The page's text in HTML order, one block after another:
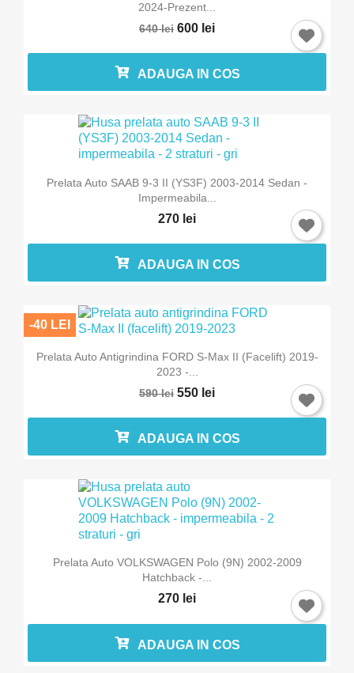
2024-Prezent...
640 lei 600 lei
ADAUGA IN COS
Prelata Auto SAAB 9-3 II (YS3F) 2003-2014 Sedan -
Impermeabila...
270 lei
ADAUGA IN COS
Prelata Auto Antigrindina FORD S-Max II (facelift) 2019-
2023 -...
590 lei 550 lei
-40 LEI
ADAUGA IN COS
Prelata Auto VOLKSWAGEN Polo (9N) 2002-2009
Hatchback -...
270 lei
ADAUGA IN COS